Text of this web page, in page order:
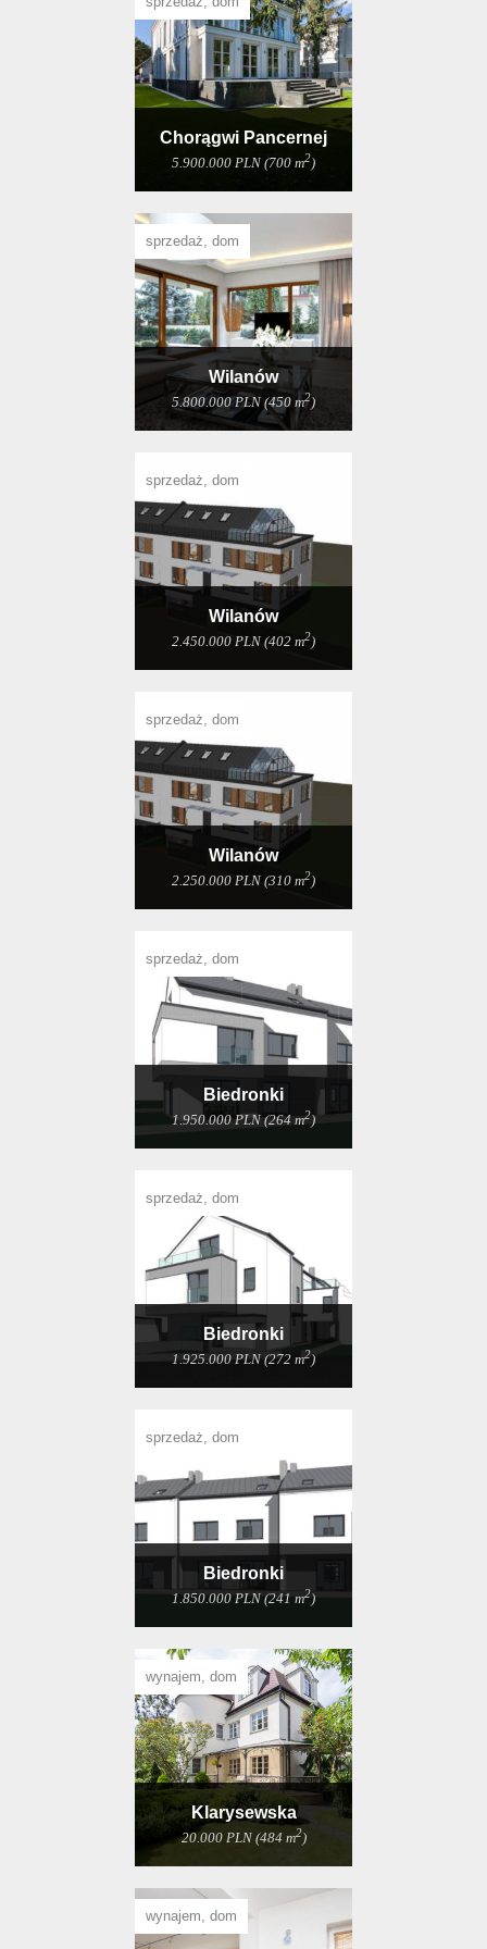
Chorągwi Pancernej
5.900.000 PLN (700 m2)
sprzedaż, dom
Wilanów
5.800.000 PLN (450 m2)
sprzedaż, dom
Wilanów
2.450.000 PLN (402 m2)
sprzedaż, dom
Wilanów
2.250.000 PLN (310 m2)
sprzedaż, dom
Biedronki
1.950.000 PLN (264 m2)
sprzedaż, dom
Biedronki
1.925.000 PLN (272 m2)
sprzedaż, dom
Biedronki
1.850.000 PLN (241 m2)
wynajem, dom
Klarysewska
20.000 PLN (484 m2)
wynajem, dom